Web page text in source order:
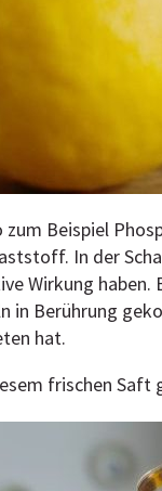
Beispiel
In der
Wirkung haben.
Berührung
hat.
frischen Saft